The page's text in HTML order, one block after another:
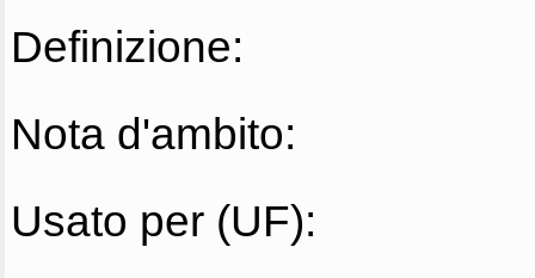
Definizione:
Nota d'ambito:
Usato per (UF):